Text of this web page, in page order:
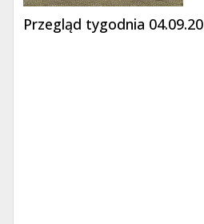
Przegląd tygodnia 04.09.20